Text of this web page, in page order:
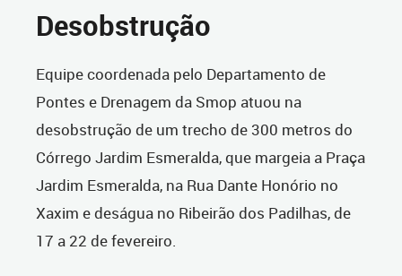
Desobstrução
Equipe coordenada pelo Departamento de
Pontes e Drenagem da Smop atuou na
desobstrução de um trecho de 300 metros do
Córrego Jardim Esmeralda, que margeia a Praça
Jardim Esmeralda, na Rua Dante Honório no
Xaxim e deságua no Ribeirão dos Padilhas, de
17 a 22 de fevereiro.